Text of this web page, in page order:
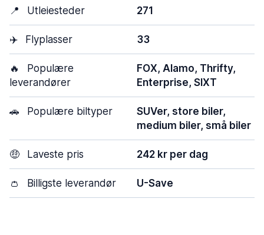
📍 Utleiesteder 271
✈️ Flyplasser 33
🔥
Populære
leverandører
FOX, Alamo, Thrifty,
Enterprise, SIXT
🚗 Populære biltyper
SUVer, store biler,
medium biler, små biler
🤑 Laveste pris 242 kr per dag
👛 Billigste leverandør U-Save